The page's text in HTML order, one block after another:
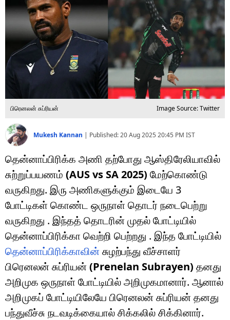
வலை கதைகள்
போட்டோ கேலரி
பிரெனலன் சுப்ரியன் Image Source: Twitter
Mukesh Kannan | Published:20 Aug 2025 20:45 PM IST
தென்னாப்பிரிக்க அணி தற்போது ஆஸ்திரேலியாவில்
சுற்றுப்பயணம் (AUS vs SA 2025) மேற்கொண்டு
வருகிறது. இரு அணிகளுக்கும் இடையே 3
போட்டிகள் கொண்ட ஒருநாள் தொடர் நடைபெற்று
வருகிறது . இந்தத் தொடரின் முதல் போட்டியில்
தென்னாப்பிரிக்கா வெற்றி பெற்றது . இந்த போட்டியில்
தென்னாப்பிரிக்காவின்சுழற்பந்து வீச்சாளர்
பிரெனலன் சுப்ரியன்(Prenelan Subrayen) தனது
அறிமுக ஒருநாள் போட்டியில் அறிமுகமானார். ஆனால்
அறிமுகப் போட்டியிலேயே பிரெனலன் சுப்ரியன் தனது
பந்துவீச்சு நடவடிக்கையால் சிக்கலில் சிக்கினார்.